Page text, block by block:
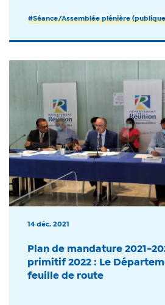
#Séance/Assemblée plénière
14 déc. 2021
Plan de mandature 2021-
primitif 2022 : Le
feuille de route